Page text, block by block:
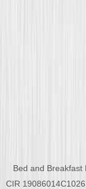
Bed and Breakfast
CIR